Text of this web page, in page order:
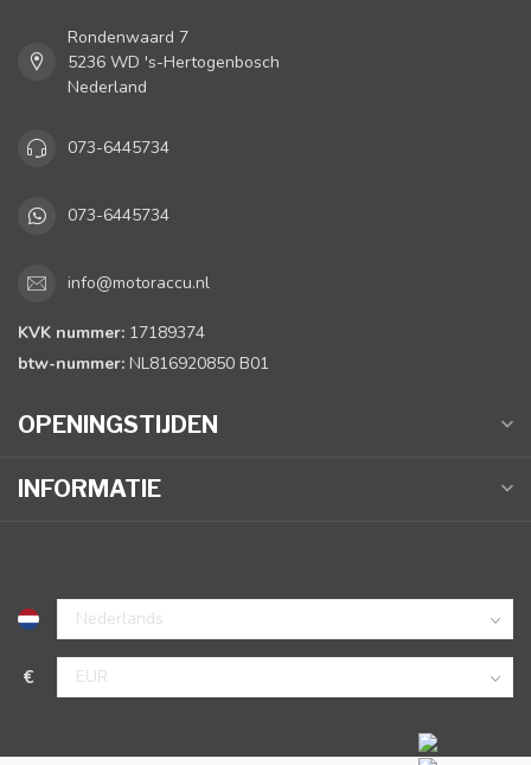
Rondenwaard 7
5236 WD 's-Hertogenbosch
Nederland
073-6445734
073-6445734
info@motoraccu.nl
KVK nummer: 17189374
btw-nummer: NL816920850 B01
OPENINGSTIJDEN
INFORMATIE
€